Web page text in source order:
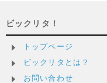
ビックリタ！
トップページ
ビックリタとは？
お問い合わせ